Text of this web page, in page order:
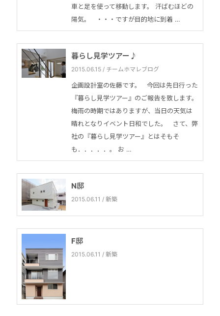
車と足を使って移動します。 汗ばむほどの
陽気。 ・・・ですが目的地に到着 …
暮らし見学ツアー♪
2015.06.15 / チームホマレブログ
企画設計室の佐藤です。 今回は先日行った
『暮らし見学ツアー』のご報告を致します。
梅雨の時期ではありますが、当日の天気は
晴れとなりイベント日和でした。 さて、弊
社の『暮らし見学ツアー』とはそもそ
も．．．．．。 お …
N邸
2015.06.11 / 新築
F邸
2015.06.11 / 新築